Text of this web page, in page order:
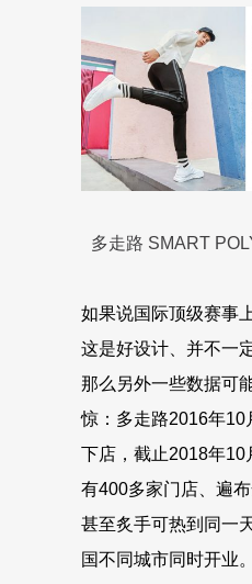
多走路 SMART
如果说国际顶级赛事
这是好设计、并不一
那么另外一些数据可
惊：多走路2016年10
下店，截止2018年10
有400多家门店、遍
甚至炙手可热到同一
国不同城市同时开业